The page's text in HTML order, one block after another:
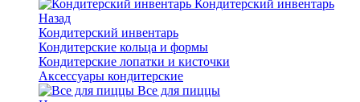
Кондитерский инвентарь
Назад
Кондитерский инвентарь
Кондитерские кольца и формы
Кондитерские лопатки и кисточки
Аксессуары кондитерские
Все для пиццы